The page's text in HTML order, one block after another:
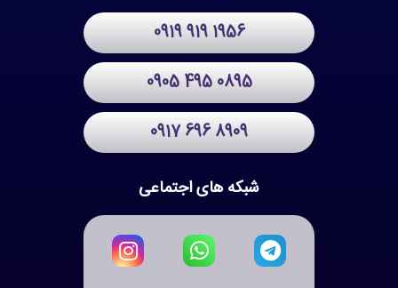
0919 919 1956
0905 495 0895
0917 696 8909
شبکه های اجتماعی